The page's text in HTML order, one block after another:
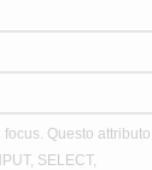
Questo attributo
SELECT,